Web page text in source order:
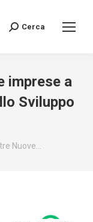
Search:
Cerca
imprese a
Sviluppo
Nuove…